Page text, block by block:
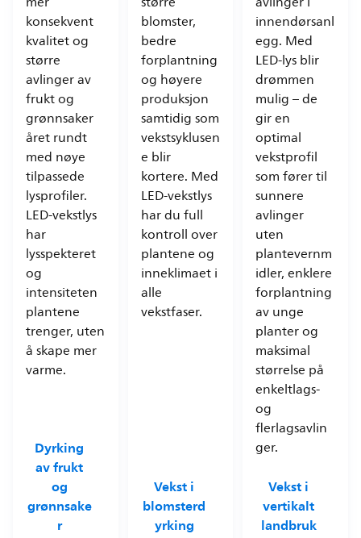
konsekvent
kvalitet og
større
avlinger av
frukt og
grønnsaker
året rundt
med nøye
tilpassede
lysprofiler.
LED-vekstlys
har
lysspekteret
og
intensiteten
plantene
trenger, uten
å skape mer
varme.
Dyrking
av frukt
og
grønnsake
r
blomster,
bedre
forplantning
og høyere
produksjon
samtidig som
vekstsyklusen
e blir
kortere. Med
LED-vekstlys
har du full
kontroll over
plantene og
inneklimaet i
alle
vekstfaser.
Vekst i
blomsterd
yrking
innendørsanl
egg. Med
LED-lys blir
drømmen
mulig – de
gir en
optimal
vekstprofil
som fører til
sunnere
avlinger
uten
plantevernm
idler, enklere
forplantning
av unge
planter og
maksimal
størrelse på
enkeltlags-
og
flerlagsavlin
ger.
Vekst i
vertikalt
landbruk